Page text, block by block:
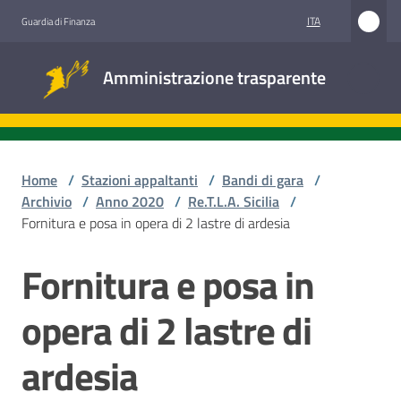
Guardia di Finanza ITA
Amministrazione trasparente
trasparente
Stazioni
appaltanti
Home / Stazioni appaltanti / Bandi di gara /
Archivio / Anno 2020 / Re.T.L.A. Sicilia /
Fornitura e posa in opera di 2 lastre di ardesia
Salta al contenuto
Fornitura e posa in
opera di 2 lastre di
ardesia